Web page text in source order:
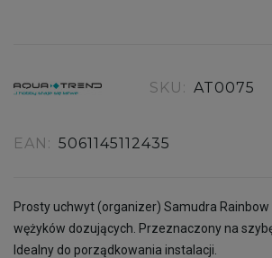
SKU: AT0075
EAN: 5061145112435
Prosty uchwyt (organizer) Samudra
wężyków dozujących. Przeznaczony na
Idealny do porządkowania instalacji.